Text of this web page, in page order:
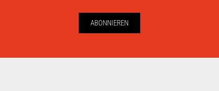
ABONNIEREN